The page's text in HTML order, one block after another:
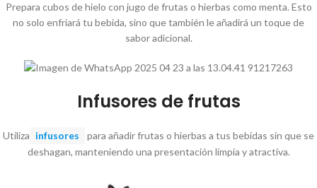
Prepara cubos de hielo con jugo de frutas o hierbas como menta. Esto
no solo enfriará tu bebida, sino que también le añadirá un toque de
sabor adicional.
Infusores de frutas
Utiliza infusores
para añadir frutas o hierbas a tus bebidas sin que se
deshagan, manteniendo una presentación limpia y atractiva.